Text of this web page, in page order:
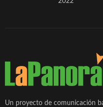
Un proyecto de comunicación